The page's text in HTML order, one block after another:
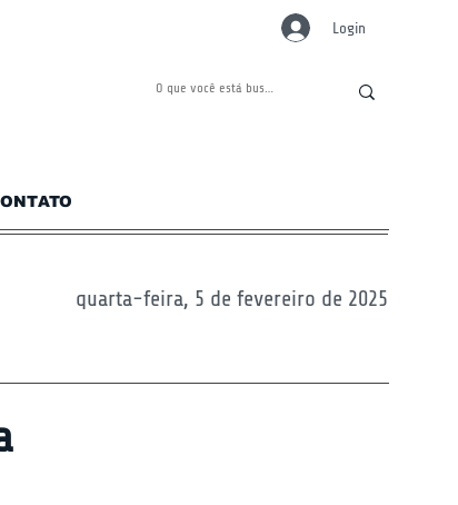
Login
quarta-feira, 5 de fevereiro de 2025